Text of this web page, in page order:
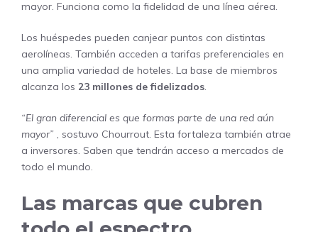
mayor. Funciona como la fidelidad de una línea aérea.
Los huéspedes pueden canjear puntos con distintas
aerolíneas. También acceden a tarifas preferenciales en
una amplia variedad de hoteles. La base de miembros
alcanza los 23 millones de fidelizados.
“El gran diferencial es que formas parte de una red aún
mayor” , sostuvo Chourrout. Esta fortaleza también atrae
a inversores. Saben que tendrán acceso a mercados de
todo el mundo.
Las marcas que cubren